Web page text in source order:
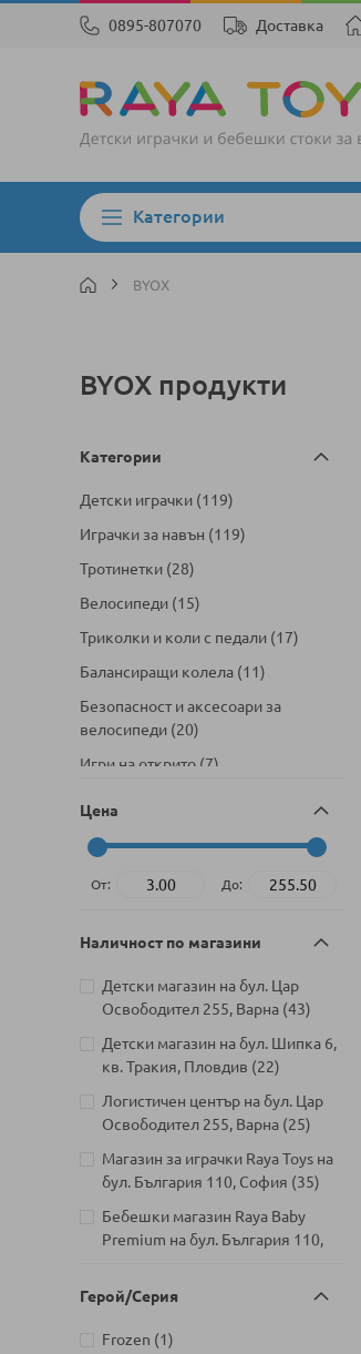
0895-807070 Доставка
Категории
BYOX
BYOX продукти
Категории
Детски играчки 119
артикули
Играчки за навън
119
артикули
Тротинетки 28
артикули
Велосипеди 15
артикули
Триколки и коли с педали 17
артикули
Балансиращи колела 11
артикули
Безопасност и аксесоари за
велосипеди 20
артикули
Игри на открито 7
артикули
Цена
От: До:
Наличност по магазини
Детски магазин на бул. Цар
Освободител 255, Варна 43
артикули
Детски магазин на бул. Шипка 6,
кв. Тракия, Пловдив
22
артикули
Логистичен център на бул. Цар
Освободител 255, Варна 25
артикули
Магазин за играчки Raya Toys на
бул. България 110, София
35
артикули
Бебешки магазин Raya Baby
Premium на бул. България 110,
Детски магазин на Шипченски
31
артикули
Герой/Серия
Frozen 1
артикул